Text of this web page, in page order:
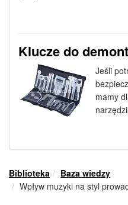
Klucze do
Jeśli
mamy
Biblioteka
Baza wiedzy
Wpływ muzyki na styl